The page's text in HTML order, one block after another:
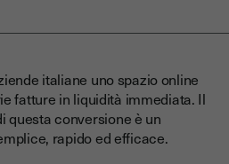
italiane uno spazio online
fatture in liquidità immediata. Il
questa conversione è un
rapido ed efficace.